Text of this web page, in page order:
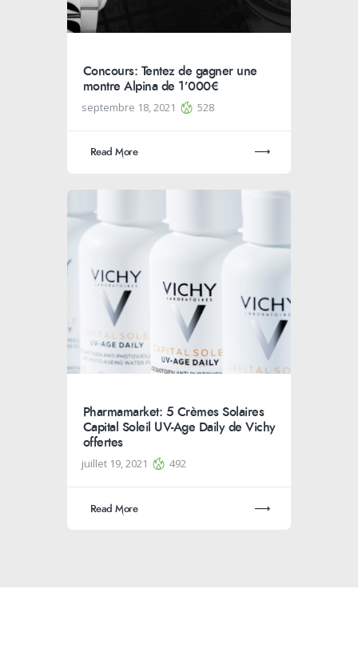
Concours: Tentez de gagner une
montre Alpina de 1’000€
septembre 18, 2021 528
Read More
Pharmamarket: 5 Crèmes Solaires
Capital Soleil UV-Age Daily de Vichy
offertes
juillet 19, 2021 492
Read More